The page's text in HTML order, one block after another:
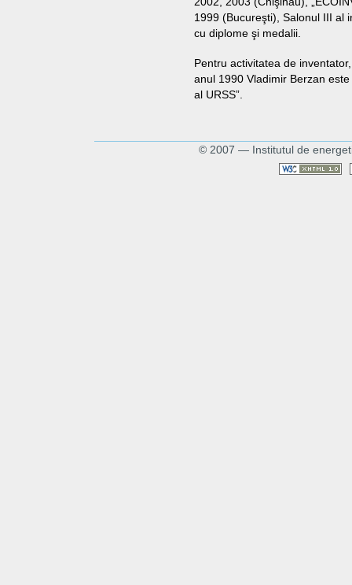
1999 (Bucureşti), Salonul III al
cu diplome şi medalii.
Pentru activitatea de
anul 1990 Vladimir Berzan
al URSS”.
© 2007 — Institutul de